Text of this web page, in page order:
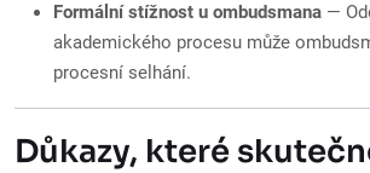
Formální stížnost u ombudsmana —
akademického procesu může
procesní selhání.
Důkazy, které